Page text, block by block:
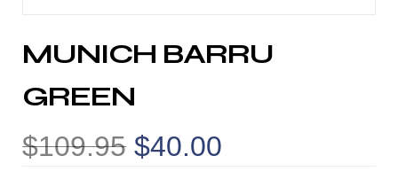
MUNICH BARRU
GREEN
$109.95 $40.00